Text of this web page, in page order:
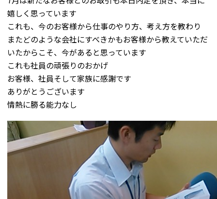
嬉しく思っています
これも、今のお客様から仕事のやり方、考え方を教わり
またどのような会社にすべきかもお客様から教えていただ
いたからこそ、今があると思っています
これも社員の頑張りのおかげ
お客様、社員そして家族に感謝です
ありがとうございます
情熱に勝る能力なし